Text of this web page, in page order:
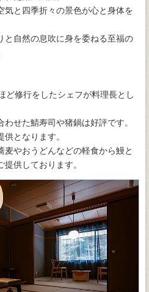
気と四季折々の景色が心と身体を
と自然の息吹に身を委ねる至福の
ど修行をしたシェフが料理長とし
せた鯖寿司や猪鍋は好評です。
となります。
麦やおうどんなどの軽食から鰻と
供しております。